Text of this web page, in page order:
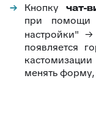
Кнопку чат-
при помощи
настройки"
появляется
менять